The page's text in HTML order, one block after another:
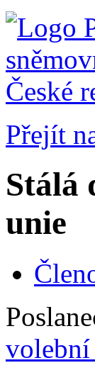
Přejít
Stálá
unie